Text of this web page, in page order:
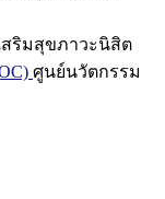
สริมสุขภาวะนิสิต
ศูนย์นวัตกรรม